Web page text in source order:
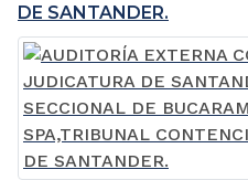
DE SANTANDER.